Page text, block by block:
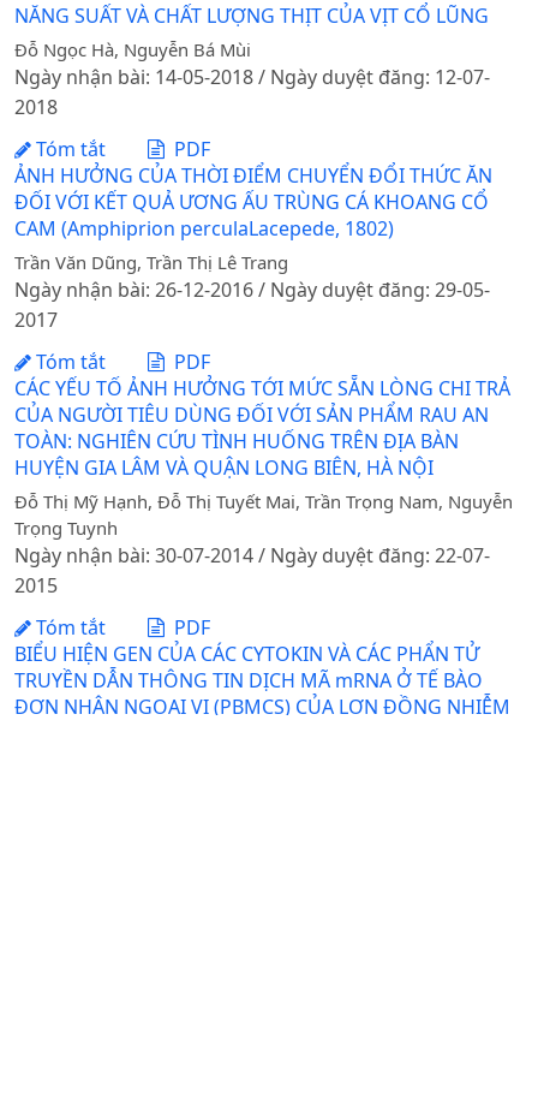
NĂNG SUẤT VÀ CHẤT LƯỢNG THỊT CỦA VỊT CỔ LŨNG
Đỗ Ngọc Hà, Nguyễn Bá Mùi
Ngày nhận bài: 14-05-2018 / Ngày duyệt đăng: 12-07-
2018
Tóm tắt
PDF
ẢNH HƯỞNG CỦA THỜI ĐIỂM CHUYỂN ĐỔI THỨC ĂN
ĐỐI VỚI KẾT QUẢ ƯƠNG ẤU TRÙNG CÁ KHOANG CỔ
CAM (Amphiprion perculaLacepede, 1802)
Trần Văn Dũng, Trần Thị Lê Trang
Ngày nhận bài: 26-12-2016 / Ngày duyệt đăng: 29-05-
2017
Tóm tắt
PDF
CÁC YẾU TỐ ẢNH HƯỞNG TỚI MỨC SẴN LÒNG CHI TRẢ
CỦA NGƯỜI TIÊU DÙNG ĐỐI VỚI SẢN PHẨM RAU AN
TOÀN: NGHIÊN CỨU TÌNH HUỐNG TRÊN ĐỊA BÀN
HUYỆN GIA LÂM VÀ QUẬN LONG BIÊN, HÀ NỘI
Đỗ Thị Mỹ Hạnh, Đỗ Thị Tuyết Mai, Trần Trọng Nam, Nguyễn
Trọng Tuynh
Ngày nhận bài: 30-07-2014 / Ngày duyệt đăng: 22-07-
2015
Tóm tắt
PDF
BIỂU HIỆN GEN CỦA CÁC CYTOKIN VÀ CÁC PHẨN TỬ
TRUYỀN DẪN THÔNG TIN DỊCH MÃ mRNA Ở TẾ BÀO
ĐƠN NHÂN NGOẠI VI (PBMCS) CỦA LỢN ĐỒNG NHIỄM